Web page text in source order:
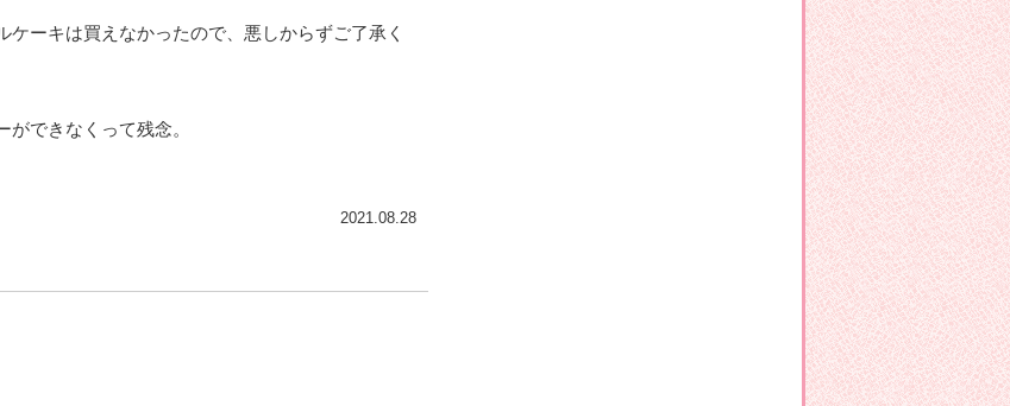
ケーキは買えなかったので、悪しからずご了承く
できなくって残念。
2021.08.28